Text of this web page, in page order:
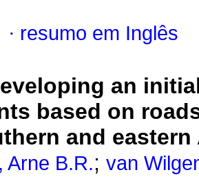
· resumo em Inglês
an
based on
and eastern
Arne B.R.; van